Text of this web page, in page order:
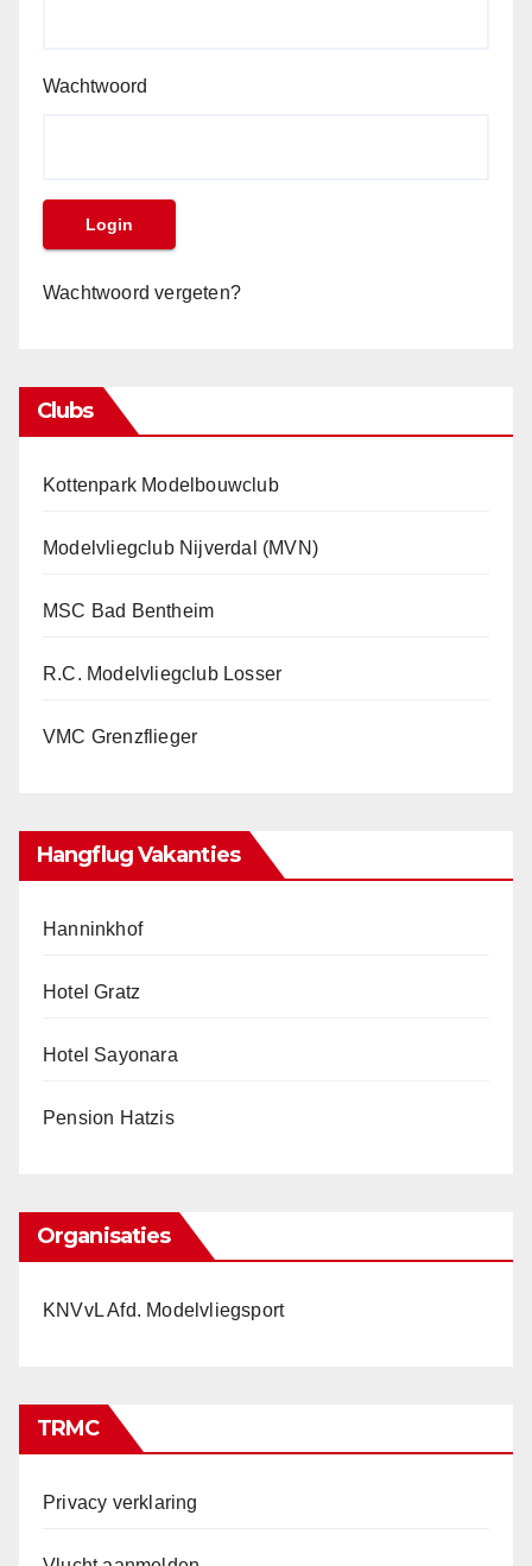
Wachtwoord
Wachtwoord vergeten?
Clubs
Kottenpark Modelbouwclub
Modelvliegclub Nijverdal (MVN)
MSC Bad Bentheim
R.C. Modelvliegclub Losser
VMC Grenzflieger
Hangflug Vakanties
Hanninkhof
Hotel Gratz
Hotel Sayonara
Pension Hatzis
Organisaties
KNVvL Afd. Modelvliegsport
TRMC
Privacy verklaring